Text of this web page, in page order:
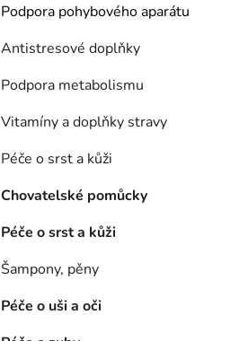
Podpora pohybového aparátu
Antistresové doplňky
Podpora metabolismu
Vitamíny a doplňky stravy
Péče o srst a kůži
Chovatelské pomůcky
Péče o srst a kůži
Šampony, pěny
Péče o uši a oči